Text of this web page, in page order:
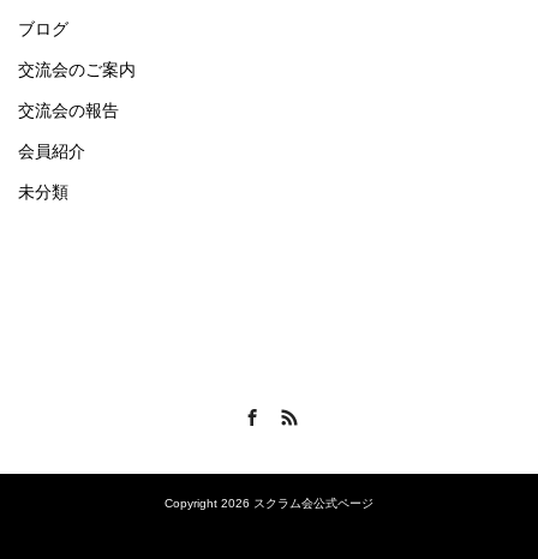
ブログ
交流会のご案内
交流会の報告
会員紹介
未分類
Facebook
Copyright 2026 スクラム会公式ページ